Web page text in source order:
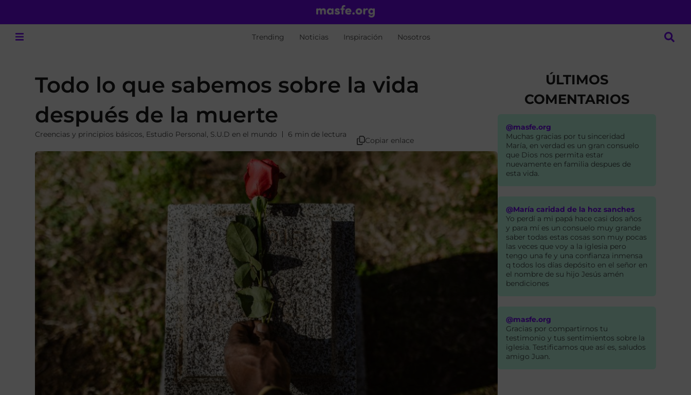
Trending Noticias Inspiración Nosotros
Todo lo que sabemos sobre la vida
después de la muerte
Creencias y principios básicos, Estudio Personal, S.U.D en el mundo 6 min de lectura
Copiar enlace
ÚLTIMOS
COMENTARIOS
@masfe.org
Muchas gracias por tu sinceridad
María, en verdad es un gran consuelo
que Dios nos permita estar
nuevamente en familia despues de
esta vida.
@María caridad de la hoz sanches
Yo perdí a mi papá hace casi dos años
y para mí es un consuelo muy grande
saber todas estas cosas son muy pocas
las veces que voy a la iglesia pero
tengo una fe y una confianza inmensa
q todos los días depósito en el señor en
el nombre de su hijo Jesús amén
bendiciones
@masfe.org
Gracias por compartirnos tu
testimonio y tus sentimientos sobre la
iglesia. Testificamos que así es, saludos
amigo Juan.